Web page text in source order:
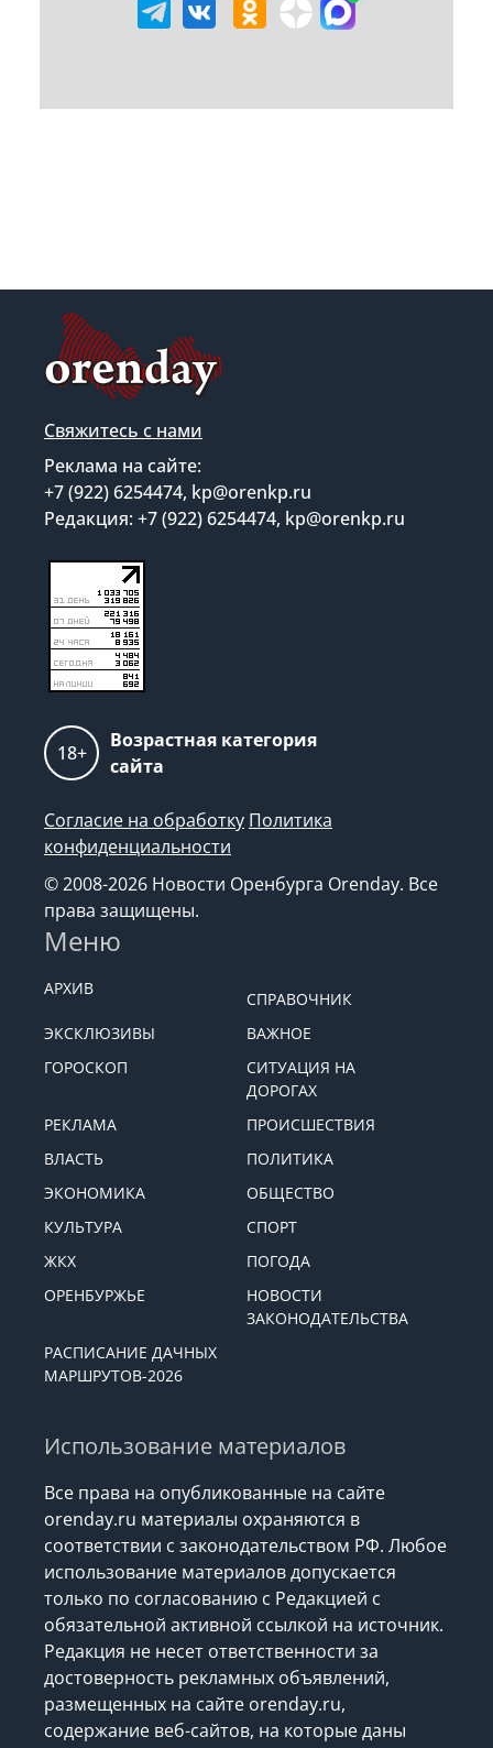
Свяжитесь с нами
Реклама на сайте:
+7 (922) 6254474, kp@orenkp.ru
Редакция: +7 (922) 6254474, kp@orenkp.ru
18+
Возрастная категория
сайта
Согласие на обработку Политика
конфиденциальности
© 2008-2026 Новости Оренбурга Orenday. Все
права защищены.
Меню
АРХИВ
СПРАВОЧНИК
ЭКСКЛЮЗИВЫ
ВАЖНОЕ
ГОРОСКОП
СИТУАЦИЯ НА
ДОРОГАХ
РЕКЛАМА
ПРОИСШЕСТВИЯ
ВЛАСТЬ
ПОЛИТИКА
ЭКОНОМИКА
ОБЩЕСТВО
КУЛЬТУРА
СПОРТ
ЖКХ
ПОГОДА
ОРЕНБУРЖЬЕ
НОВОСТИ
ЗАКОНОДАТЕЛЬСТВА
РАСПИСАНИЕ ДАЧНЫХ
МАРШРУТОВ-2026
Использование материалов
Все права на опубликованные на сайте
orenday.ru материалы охраняются в
соответствии с законодательством РФ. Любое
использование материалов допускается
только по согласованию с Редакцией с
обязательной активной ссылкой на источник.
Редакция не несет ответственности за
достоверность рекламных объявлений,
размещенных на сайте orenday.ru,
содержание веб-сайтов, на которые даны